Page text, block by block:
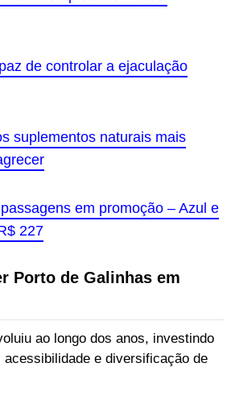
de controlar a ejaculação
suplementos naturais mais
em promoção – Azul e
227
Porto de Galinhas em
ao longo dos anos, investindo
acessibilidade e diversificação de